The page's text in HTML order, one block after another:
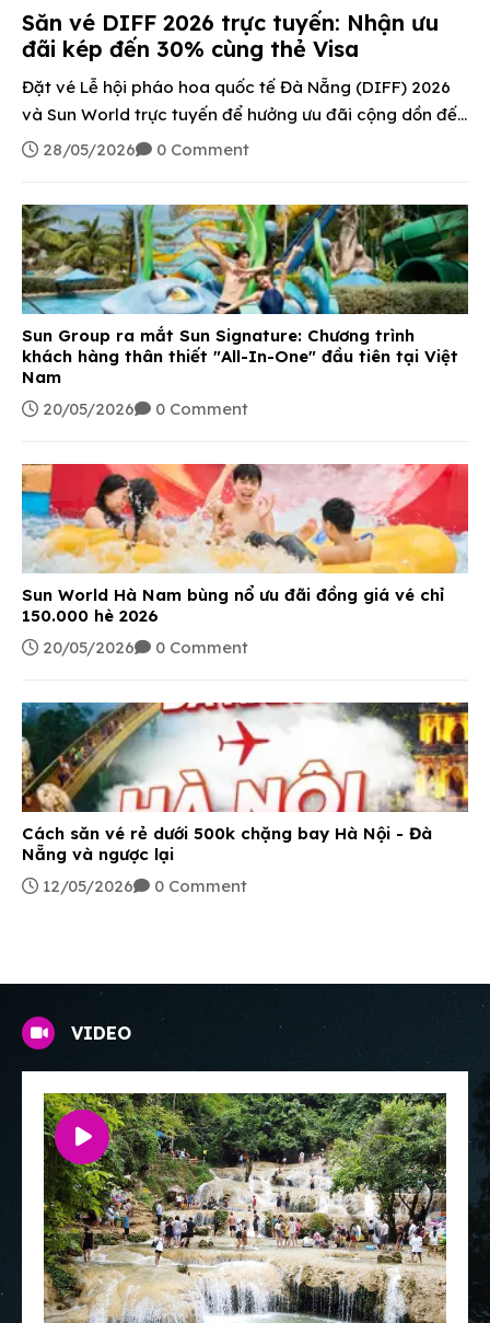
Săn vé DIFF 2026 trực tuyến: Nhận ưu
đãi kép đến 30% cùng thẻ Visa
Đặt vé Lễ hội pháo hoa quốc tế Đà Nẵng (DIFF) 2026
và Sun World trực tuyến để hưởng ưu đãi cộng dồn đến
30% khi thanh toán bằng thẻ Visa.
28/05/2026 0 Comment
Sun Group ra mắt Sun Signature: Chương trình
khách hàng thân thiết "All-In-One" đầu tiên tại Việt
Nam
20/05/2026
0 Comment
Sun World Hà Nam bùng nổ ưu đãi đồng giá vé chỉ
150.000 hè 2026
20/05/2026
0 Comment
Cách săn vé rẻ dưới 500k chặng bay Hà Nội - Đà
Nẵng và ngược lại
12/05/2026
0 Comment
VIDEO